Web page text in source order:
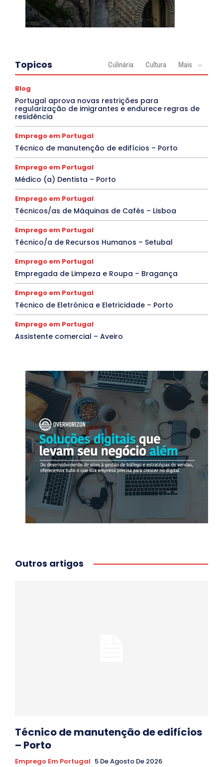
Topicos Culinária Cultura Mais
Blog
Portugal aprova novas restrições para
regularização de imigrantes e endurece regras de
residência
Emprego em Portugal
Técnico de manutenção de edifícios – Porto
Emprego em Portugal
Médico (a) Dentista – Porto
Emprego em Portugal
Técnicos/as de Máquinas de Cafés – Lisboa
Emprego em Portugal
Técnico/a de Recursos Humanos – Setubal
Emprego em Portugal
Empregada de Limpeza e Roupa – Bragança
Emprego em Portugal
Técnico de Eletrónica e Eletricidade – Porto
Emprego em Portugal
Assistente comercial – Aveiro
Outros artigos
Técnico de manutenção de edifícios
– Porto
Emprego Em Portugal 5 De Agosto De 2026